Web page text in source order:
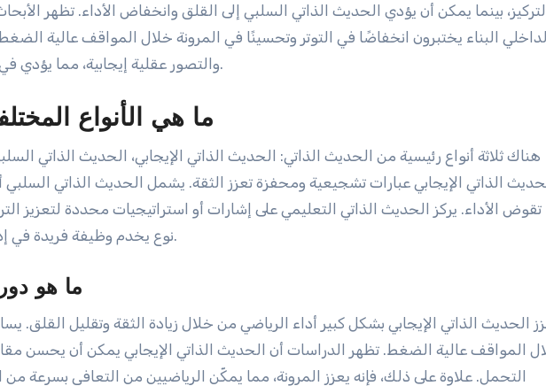
بينما يمكن أن يؤدي الحديث الذاتي السلبي إلى القلق وانخفاض الأداء. تظهر
البناء يختبرون انخفاضًا في التوتر وتحسينًا في المرونة خلال المواقف عالية
والتصور عقلية إيجابية، مما يؤدي في النهاية إلى نتائج أفضل في المنافسة.
ما هي الأنواع
هناك ثلاثة أنواع رئيسية من الحديث الذاتي: الحديث الذاتي الإيجابي، الحديث الذاتي
الذاتي الإيجابي عبارات تشجيعية ومحفزة تعزز الثقة. يشمل الحديث الذاتي السلبي
تقوض الأداء. يركز الحديث الذاتي التعليمي على إشارات أو استراتيجيات محددة لتعزيز
نوع يخدم وظيفة فريدة في إدارة الضغط وتحسين المرونة العقلية.
ما هو
الحديث الذاتي الإيجابي بشكل كبير أداء الرياضي من خلال زيادة الثقة وتقليل القلق.
المواقف عالية الضغط. تظهر الدراسات أن الحديث الذاتي الإيجابي يمكن أن يحسن
التحمل. علاوة على ذلك، فإنه يعزز المرونة، مما يمكّن الرياضيين من التعافي بسرعة